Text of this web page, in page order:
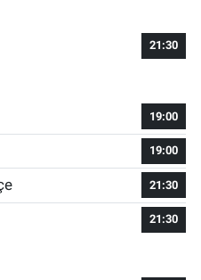
21:30
19:00
19:00
21:30
21:30